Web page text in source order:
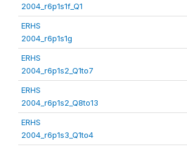
2004_r6p1s1f_Q1
ERHS
2004_r6p1s1g
ERHS
2004_r6p1s2_Q1to7
ERHS
2004_r6p1s2_Q8to13
ERHS
2004_r6p1s3_Q1to4